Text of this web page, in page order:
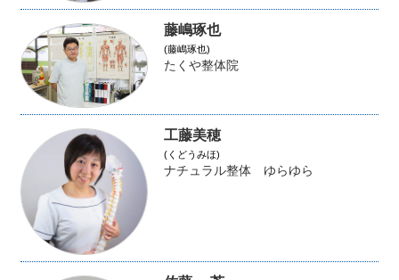
藤嶋琢也
(藤嶋琢也)
たくや整体院
工藤美穂
(くどうみほ)
ナチュラル整体 ゆらゆら